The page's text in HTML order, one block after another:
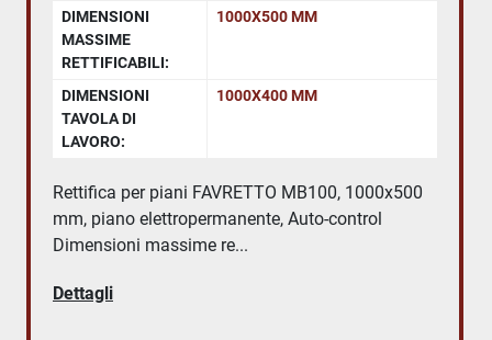
DIMENSIONI
MASSIME
RETTIFICABILI:
1000X500 MM
DIMENSIONI
TAVOLA DI
LAVORO:
1000X400 MM
Rettifica per piani FAVRETTO MB100, 1000x500
mm, piano elettropermanente, Auto-control
Dimensioni massime re...
Dettagli